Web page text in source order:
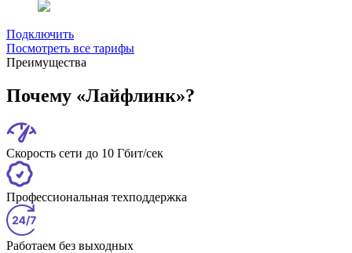
Подключить
Посмотреть все тарифы
Преимущества
Почему «Лайфлинк»?
Скорость сети до 10 Гбит/сек
Профессиональная техподдержка
Работаем без выходных